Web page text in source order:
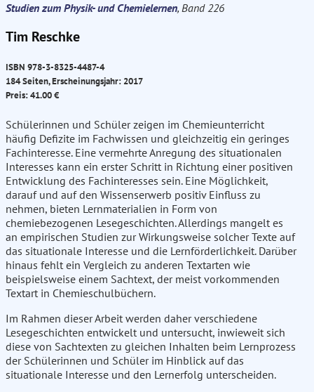
Studien zum Physik- und Chemielernen, Band 226
Tim Reschke
ISBN 978-3-8325-4487-4
184 Seiten, Erscheinungsjahr: 2017
Preis: 41.00 €
Schülerinnen und Schüler zeigen im Chemieunterricht
häufig Defizite im Fachwissen und gleichzeitig ein geringes
Fachinteresse. Eine vermehrte Anregung des situationalen
Interesses kann ein erster Schritt in Richtung einer positiven
Entwicklung des Fachinteresses sein. Eine Möglichkeit,
darauf und auf den Wissenserwerb positiv Einfluss zu
nehmen, bieten Lernmaterialien in Form von
chemiebezogenen Lesegeschichten. Allerdings mangelt es
an empirischen Studien zur Wirkungsweise solcher Texte auf
das situationale Interesse und die Lernförderlichkeit. Darüber
hinaus fehlt ein Vergleich zu anderen Textarten wie
beispielsweise einem Sachtext, der meist vorkommenden
Textart in Chemieschulbüchern.
Im Rahmen dieser Arbeit werden daher verschiedene
Lesegeschichten entwickelt und untersucht, inwieweit sich
diese von Sachtexten zu gleichen Inhalten beim Lernprozess
der Schülerinnen und Schüler im Hinblick auf das
situationale Interesse und den Lernerfolg unterscheiden.